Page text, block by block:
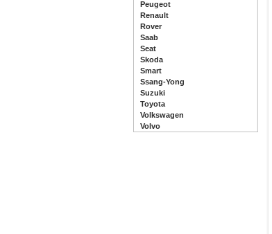
Peugeot
Renault
Rover
Saab
Seat
Skoda
Smart
Ssang-Yong
Suzuki
Toyota
Volkswagen
Volvo